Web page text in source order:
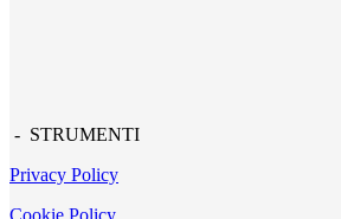
- STRUMENTI
Privacy Policy
Cookie Policy